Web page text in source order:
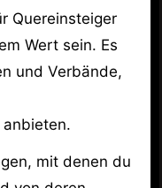
Quereinsteiger
Wert sein. Es
und Verbände,
mit denen du